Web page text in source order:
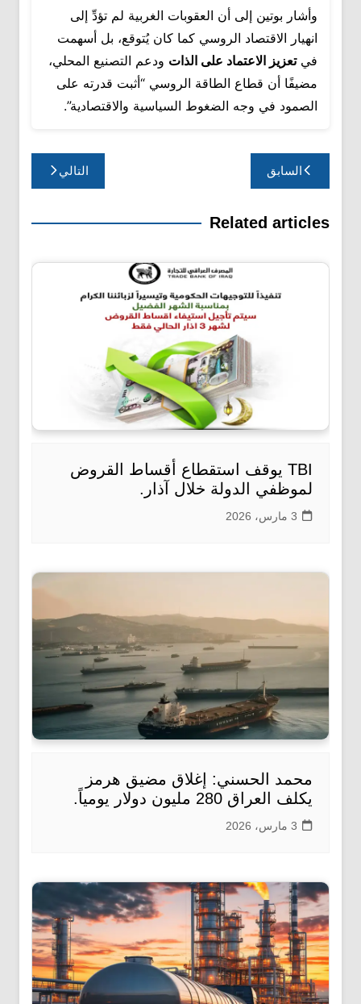
وأشار بوتين إلى أن العقوبات الغربية لم تؤدِّ إلى
انهيار الاقتصاد الروسي كما كان يُتوقع، بل أسهمت
فيتعزيز الاعتماد على الذات ودعم التصنيع المحلي،
مضيفًا أن قطاع الطاقة الروسي “أثبت قدرته على
الصمود في وجه الضغوط السياسية والاقتصادية”.
تصفّح
المقالات
السابق التالي
Related articles
TBI يوقف استقطاع أقساط القروض
لموظفي الدولة خلال آذار.
3 مارس، 2026
محمد الحسني: إغلاق مضيق هرمز
يكلف العراق 280 مليون دولار يومياً.
3 مارس، 2026